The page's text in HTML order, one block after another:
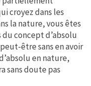
croyez dans les
la nature, vous êtes
concept d’absolu
être sans en avoir
en nature,
sans doute pas